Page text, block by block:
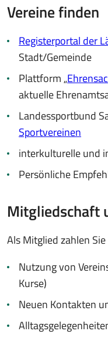
Vereine finden
Registerportal der
Stadt/Gemeinde
Plattform „
aktuelle
Landessportbund
Sportvereinen
interkulturelle und
Persönliche
Mitgliedschaft
Als Mitglied zahlen
Nutzung von
Kurse)
Neuen Kontakten